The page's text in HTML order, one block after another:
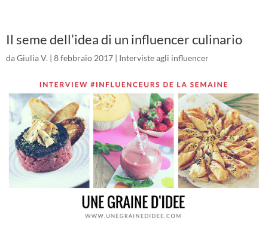
Il seme dell’idea di un influencer culinario
daGiulia V. | 8 febbraio 2017 | Interviste agli influencer